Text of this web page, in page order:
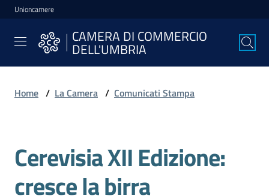
Vai al contenuto
Vai alla navigazione
Vai al footer
Unioncamere
CAMERA DI COMMERCIO
DELL'UMBRIA
CAMERA DI
COMMERCIO
DELL'UMBRIA
Avviare
Home / La Camera / Comunicati Stampa
Salta al contenuto
Cerevisia XII Edizione:
cresce la birra